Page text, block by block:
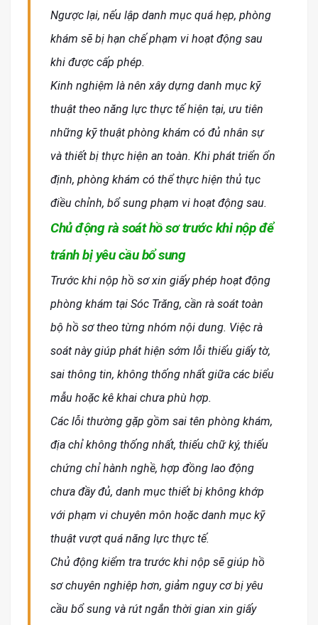
Ngược lại, nếu lập danh mục quá hẹp, phòng
khám sẽ bị hạn chế phạm vi hoạt động sau
khi được cấp phép.
Kinh nghiệm là nên xây dựng danh mục kỹ
thuật theo năng lực thực tế hiện tại, ưu tiên
những kỹ thuật phòng khám có đủ nhân sự
và thiết bị thực hiện an toàn. Khi phát triển ổn
định, phòng khám có thể thực hiện thủ tục
điều chỉnh, bổ sung phạm vi hoạt động sau.
Chủ động rà soát hồ sơ trước khi nộp để
tránh bị yêu cầu bổ sung
Trước khi nộp hồ sơ xin giấy phép hoạt động
phòng khám tại Sóc Trăng, cần rà soát toàn
bộ hồ sơ theo từng nhóm nội dung. Việc rà
soát này giúp phát hiện sớm lỗi thiếu giấy tờ,
sai thông tin, không thống nhất giữa các biểu
mẫu hoặc kê khai chưa phù hợp.
Các lỗi thường gặp gồm sai tên phòng khám,
địa chỉ không thống nhất, thiếu chữ ký, thiếu
chứng chỉ hành nghề, hợp đồng lao động
chưa đầy đủ, danh mục thiết bị không khớp
với phạm vi chuyên môn hoặc danh mục kỹ
thuật vượt quá năng lực thực tế.
Chủ động kiểm tra trước khi nộp sẽ giúp hồ
sơ chuyên nghiệp hơn, giảm nguy cơ bị yêu
cầu bổ sung và rút ngắn thời gian xin giấy